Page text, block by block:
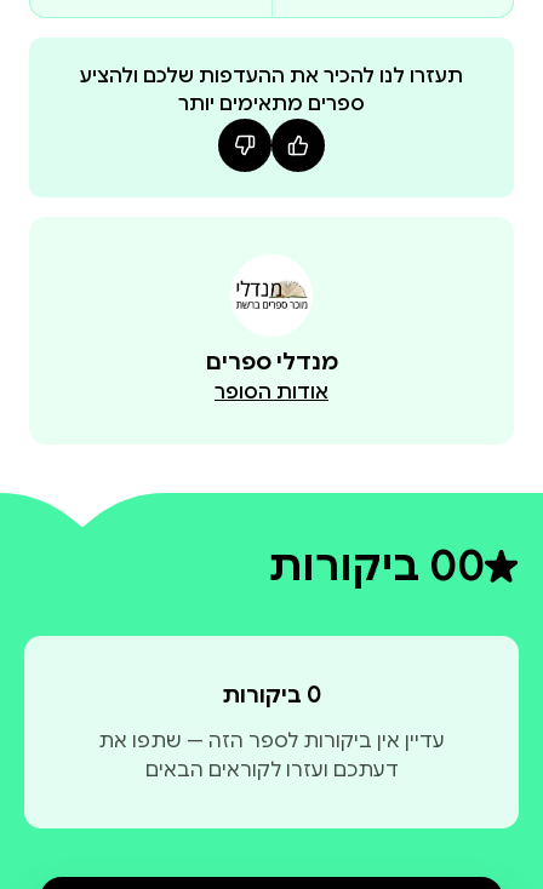
נאומו זה ב-1943 יכול לשמש מעין מגדלור גם לנו כיום,
תעזרו לנו להכיר את ההעדפות שלכם ולהציע
ספרים מתאימים יותר
מנדלי ספרים
אודות הסופר
0דירוג ממוצע 0 מתוך 5
0 ביקורות
0 ביקורות
עדיין אין ביקורות לספר הזה — שתפו את
דעתכם ועזרו לקוראים הבאים